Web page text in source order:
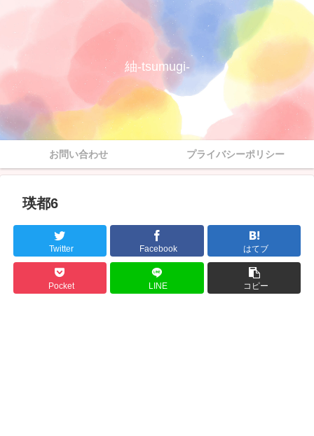
紬-tsumugi-
お問い合わせ プライバシーポリシー
瑛都6
Twitter Facebook はてブ
Pocket LINE コピー